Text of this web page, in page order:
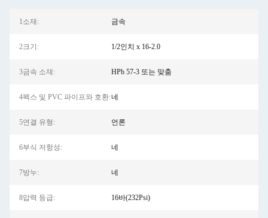
1소재: 금속
2크기: 1/2인치 x 16-2.0
3금속 소재: HPb 57-3 또는 맞춤
4펙스 및 PVC 파이프와 호환:네
5연결 유형: 언론
6부식 저항성: 네
7방누: 네
8압력 등급: 16바(232Psi)